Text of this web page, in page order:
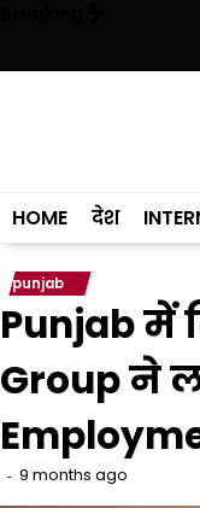
content
HOME देश
punjab
Punjab में
Group ने
9 months ago